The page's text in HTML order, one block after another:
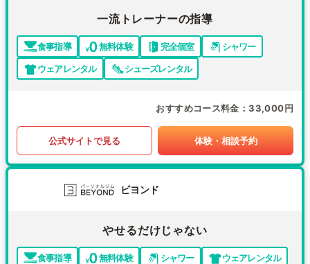
一流トレーナーの指導
食事指導 無料体験 完全個室
シャワー
ウェアレンタル
シューズレンタル
おすすめコース料金 33,000円
公式サイトで見る 体験・相談予約
ビヨンド
やせるだけじゃない
食事指導 無料体験 シャワー ウェアレンタル